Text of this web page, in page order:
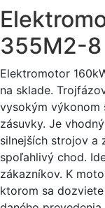
355M2-
Elektromotor
na sklade.
vysokým
zásuvky. Je
silnejších strojov a
spoľahlivý chod.
zákazníkov. K
ktorom sa